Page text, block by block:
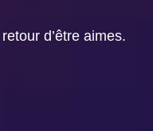
d’être aimes.